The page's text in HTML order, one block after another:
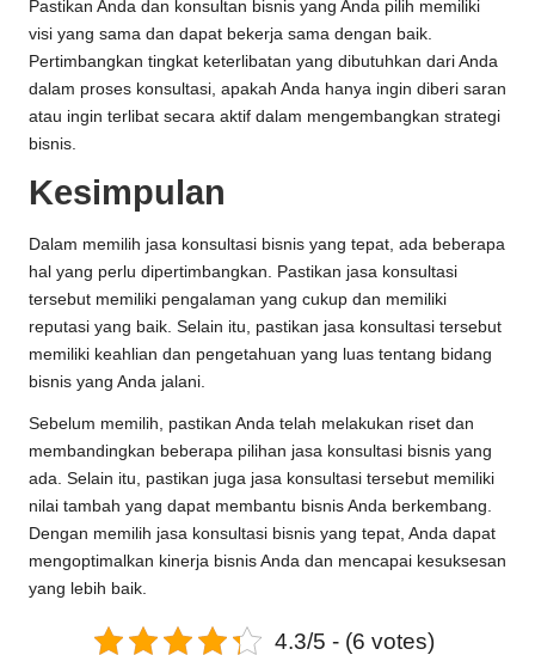
Pastikan Anda dan konsultan bisnis yang Anda pilih memiliki
visi yang sama dan dapat bekerja sama dengan baik.
Pertimbangkan tingkat keterlibatan yang dibutuhkan dari Anda
dalam proses konsultasi, apakah Anda hanya ingin diberi saran
atau ingin terlibat secara aktif dalam mengembangkan strategi
bisnis.
Kesimpulan
Dalam memilih jasa konsultasi bisnis yang tepat, ada beberapa
hal yang perlu dipertimbangkan. Pastikan jasa konsultasi
tersebut memiliki pengalaman yang cukup dan memiliki
reputasi yang baik. Selain itu, pastikan jasa konsultasi tersebut
memiliki keahlian dan pengetahuan yang luas tentang bidang
bisnis yang Anda jalani.
Sebelum memilih, pastikan Anda telah melakukan riset dan
membandingkan beberapa pilihan jasa konsultasi bisnis yang
ada. Selain itu, pastikan juga jasa konsultasi tersebut memiliki
nilai tambah yang dapat membantu bisnis Anda berkembang.
Dengan memilih jasa konsultasi bisnis yang tepat, Anda dapat
mengoptimalkan kinerja bisnis Anda dan mencapai kesuksesan
yang lebih baik.
4.3/5 - (6 votes)